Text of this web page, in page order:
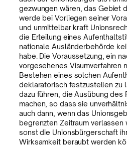
gezwungen wären, das Gebiet
werde bei Vorliegen seiner
und unmittelbar kraft
die Erteilung eines
nationale Ausländerbehörde
habe. Die Voraussetzung, ein
vorgesehenes Visumverfahren
Bestehen eines solchen
deklaratorisch festzustellen zu
dazu führen, die Ausübung des
machen, so dass sie
auch dann, wenn das
begrenzten Zeitraum verlassen
sonst die Unionsbürgerschaft
Wirksamkeit beraubt werden